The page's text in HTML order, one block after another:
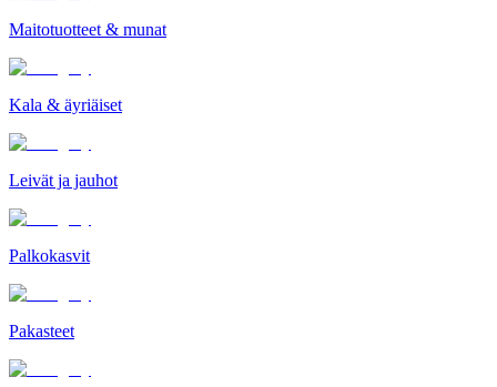
Maitotuotteet & munat
Kala & äyriäiset
Leivät ja jauhot
Palkokasvit
Pakasteet